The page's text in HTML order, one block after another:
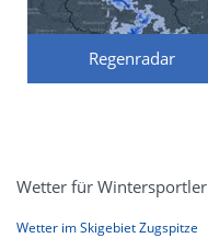
Regenradar
Wetter für Wintersportler
Wetter im Skigebiet Zugspitze